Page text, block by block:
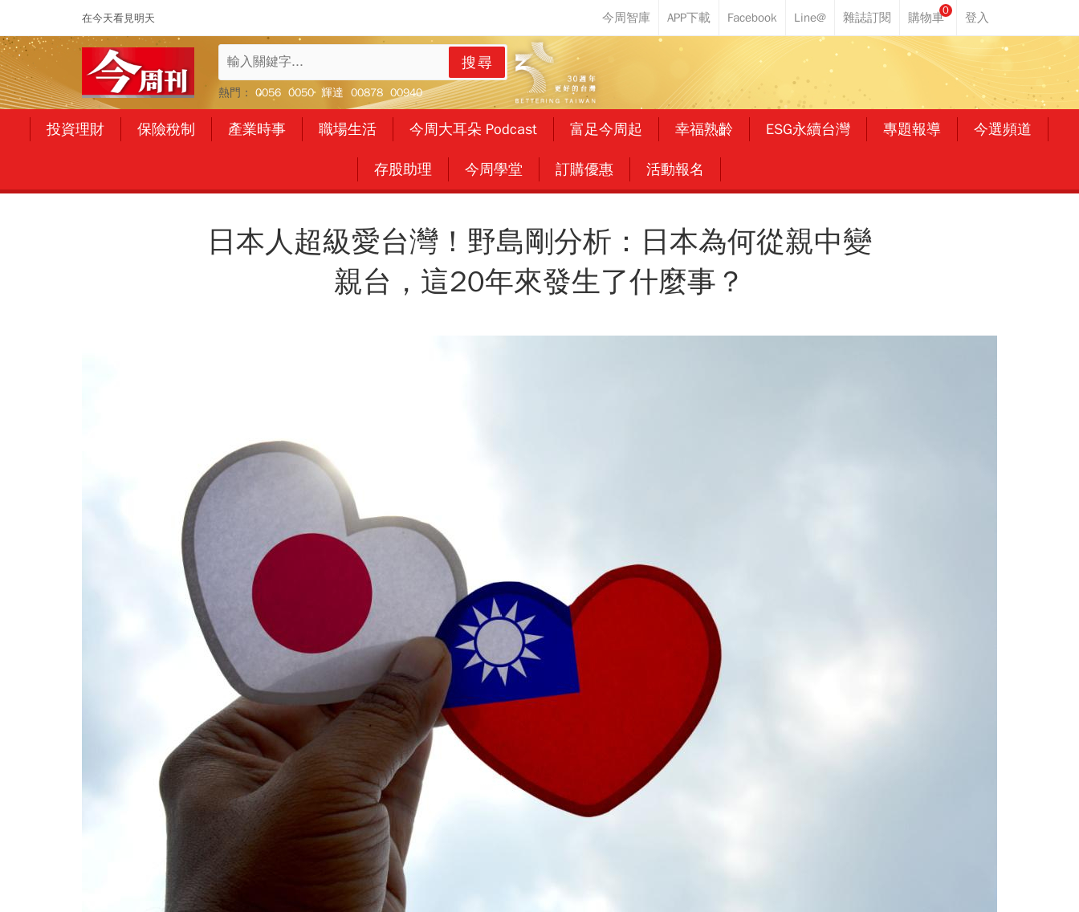
在今天看見明天
0
搜尋
熱門： 0056 0050 輝達 00878 00940
投資理財 保險稅制 產業時事 職場生活 今周大耳朵 Podcast 富足今周起 幸福熟齡 ESG永續台灣 專題報導 今選頻道
存股助理 今周學堂 訂購優惠 活動報名
日本人超級愛台灣！野島剛分析：日本為何從親中變
親台，這20年來發生了什麼事？